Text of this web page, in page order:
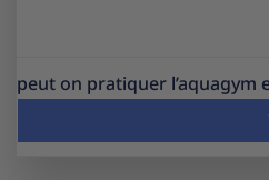
peut on pratiquer l’aquagym